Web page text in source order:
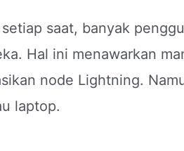
saat, banyak
Hal ini menawarkan
node Lightning.
laptop.